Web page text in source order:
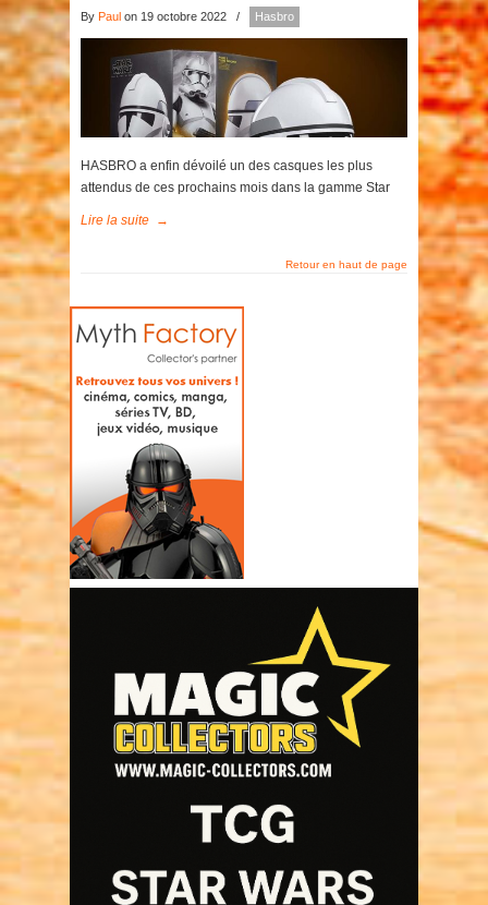
By Paul on 19 octobre 2022 / Hasbro
HASBRO a enfin dévoilé un des casques les plus
attendus de ces prochains mois dans la gamme Star
Lire la suite →
Retour en haut de page